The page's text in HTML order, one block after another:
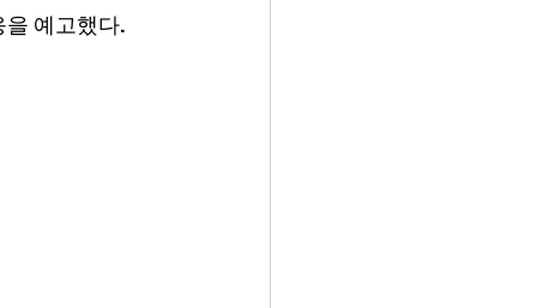
예고했다.